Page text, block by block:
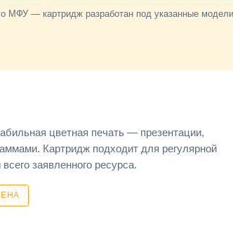
МФУ — картридж разработан под указанные
цветная печать — презентации,
Картридж подходит для регулярной
заявленного ресурса.